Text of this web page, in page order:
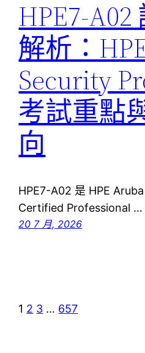
HPE7-
解析：
Security
考試重點
向
HPE7-A02 是 HPE
Certified Professional …
20 7 月, 2026
1 2 3 … 657